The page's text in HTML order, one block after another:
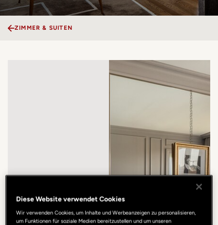
ZIMMER & SUITEN
Diese Website verwendet Cookies
Wir verwenden Cookies, um Inhalte und Werbeanzeigen zu personalisieren,
um Funktionen für soziale Medien bereitzustellen und um unseren